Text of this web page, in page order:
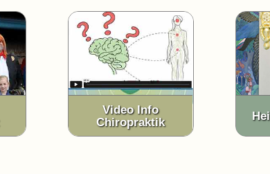
Video Info
Chiropraktik